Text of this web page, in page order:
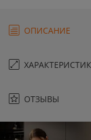
ОПИСАНИЕ
ОТЗЫВЫ